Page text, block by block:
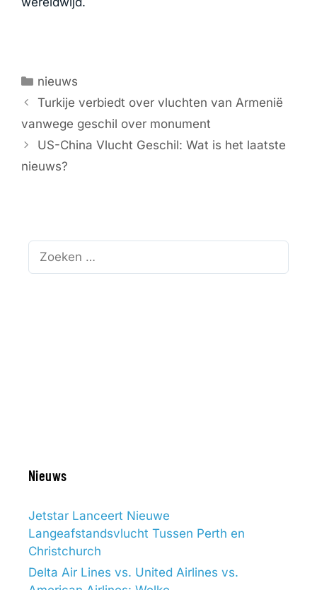
Categorieën
nieuws
Turkije verbiedt over vluchten van Armenië
vanwege geschil over monument
US-China Vlucht Geschil: Wat is het laatste
nieuws?
Zoek
Nieuws
Jetstar Lanceert Nieuwe
Langeafstandsvlucht Tussen Perth en
Christchurch
Delta Air Lines vs. United Airlines vs.